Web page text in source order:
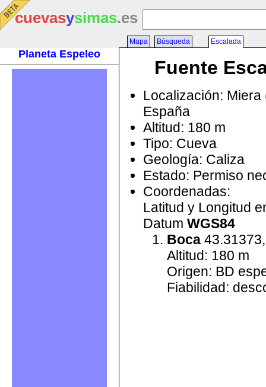
cuevasysimas.es
Planeta Espeleo
Mapa Búsqueda Escalada
Fuente
Localización: Miera
España
Altitud: 180 m
Tipo: Cueva
Geología: Caliza
Estado: Permiso
Coordenadas:
Latitud y Longitud
Datum WGS84
Boca
Altitud: 180 m
Origen: BD
Fiabilidad: